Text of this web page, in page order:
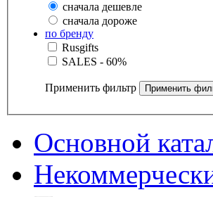
сначала дешевле
сначала дороже
по бренду
Rusgifts
SALES - 60%
Применить фильтр
Основной